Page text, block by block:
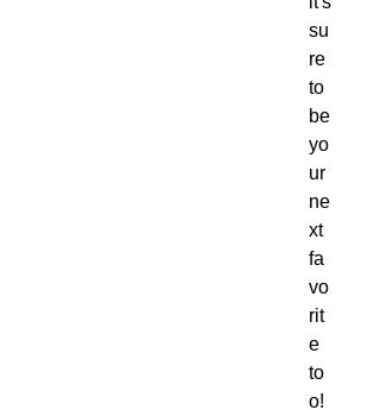
su
re
to
be
yo
ur
ne
xt
fa
vo
rit
e
to
o!